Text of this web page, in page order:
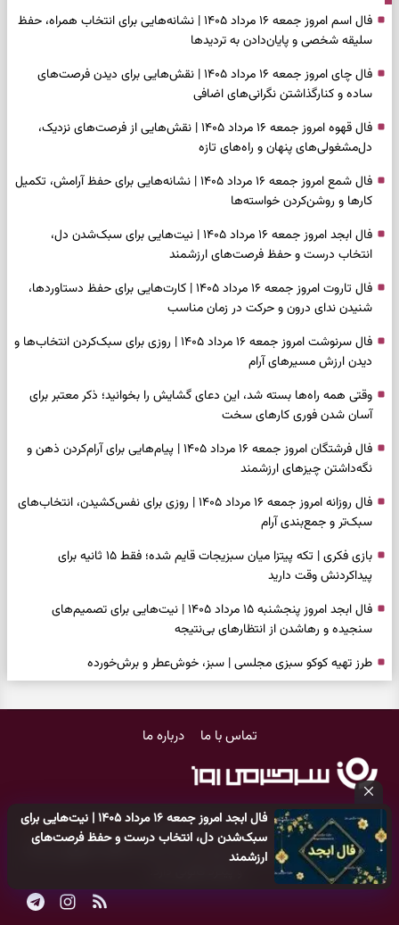
فال ابجد امروز جمعه ۱۶ مرداد ۱۴۰۵ | نیت‌هایی برای
سبک‌شدن دل، انتخاب درست و حفظ فرصت‌های
ارزشمند
فال اسم امروز جمعه ۱۶ مرداد ۱۴۰۵ | نشانه‌هایی برای انتخاب همراه، حفظ
سلیقه شخصی و پایان‌دادن به تردیدها
فال چای امروز جمعه ۱۶ مرداد ۱۴۰۵ | نقش‌هایی برای دیدن فرصت‌های
ساده و کنارگذاشتن نگرانی‌های اضافی
فال قهوه امروز جمعه ۱۶ مرداد ۱۴۰۵ | نقش‌هایی از فرصت‌های نزدیک،
دل‌مشغولی‌های پنهان و راه‌های تازه
فال شمع امروز جمعه ۱۶ مرداد ۱۴۰۵ | نشانه‌هایی برای حفظ آرامش، تکمیل
کارها و روشن‌کردن خواسته‌ها
فال ابجد امروز جمعه ۱۶ مرداد ۱۴۰۵ | نیت‌هایی برای سبک‌شدن دل،
انتخاب درست و حفظ فرصت‌های ارزشمند
فال تاروت امروز جمعه ۱۶ مرداد ۱۴۰۵ | کارت‌هایی برای حفظ دستاوردها،
شنیدن ندای درون و حرکت در زمان مناسب
فال سرنوشت امروز جمعه ۱۶ مرداد ۱۴۰۵ | روزی برای سبک‌کردن انتخاب‌ها و
دیدن ارزش مسیرهای آرام
وقتی همه راه‌ها بسته شد، این دعای گشایش را بخوانید؛ ذکر معتبر برای
آسان شدن فوری کارهای سخت
فال فرشتگان امروز جمعه ۱۶ مرداد ۱۴۰۵ | پیام‌هایی برای آرام‌کردن ذهن و
نگه‌داشتن چیزهای ارزشمند
فال روزانه امروز جمعه ۱۶ مرداد ۱۴۰۵ | روزی برای نفس‌کشیدن، انتخاب‌های
سبک‌تر و جمع‌بندی آرام
بازی فکری | تکه پیتزا میان سبزیجات قایم شده؛ فقط ۱۵ ثانیه برای
پیداکردنش وقت دارید
فال ابجد امروز پنجشنبه ۱۵ مرداد ۱۴۰۵ | نیت‌هایی برای تصمیم‌های
سنجیده و رهاشدن از انتظارهای بی‌نتیجه
طرز تهیه کوکو سبزی مجلسی | سبز، خوش‌عطر و برش‌خورده
باارزش‌ترین چیز زندگی‌تان را نشان می‌دهد
انتخاب مسیرهای کم‌هزینه‌تر
برای خانه‌دار شدن این دعا را بخوانید | دعایی کوتاه برای رسیدن به خانه‌ای
امن و پربرکت
فال فرشتگان امروز پنجشنبه ۱۵ مرداد ۱۴۰۵ | پیام‌هایی برای حفظ تمرکز،
تماس با ما درباره ما
کلیه حقوق مادی و معنوی این سایت متعلق بهپایگاه خبری سرگرمی روز
می‌باشد و هر گونه کپی‌برداری توسط دیگر سایت‌ها
اکیدا ممنوع
می‌باشد